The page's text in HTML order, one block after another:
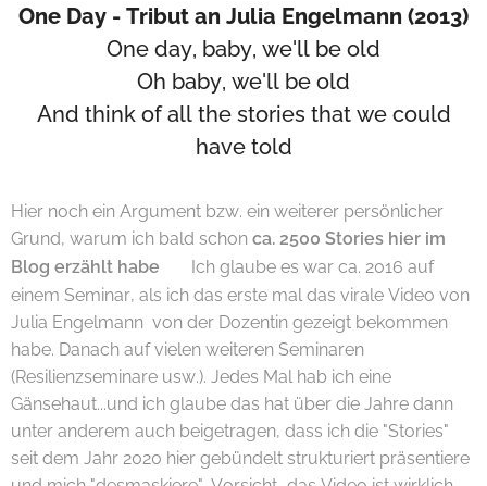
One Day - Tribut an Julia Engelmann (2013)
One day, baby, we'll be old
Oh baby, we'll be old
And think of all the stories that we could
have told
Hier noch ein Argument bzw. ein weiterer persönlicher
Grund, warum ich bald schon ca. 2500 Stories hier im
Blog erzählt habe
Ich glaube es war ca. 2016 auf
einem Seminar, als ich das erste mal das virale Video von
Julia Engelmann von der Dozentin gezeigt bekommen
habe. Danach auf vielen weiteren Seminaren
(Resilienzseminare usw.). Jedes Mal hab ich eine
Gänsehaut...und ich glaube das hat über die Jahre dann
unter anderem auch beigetragen, dass ich die "Stories"
seit dem Jahr 2020 hier gebündelt strukturiert präsentiere